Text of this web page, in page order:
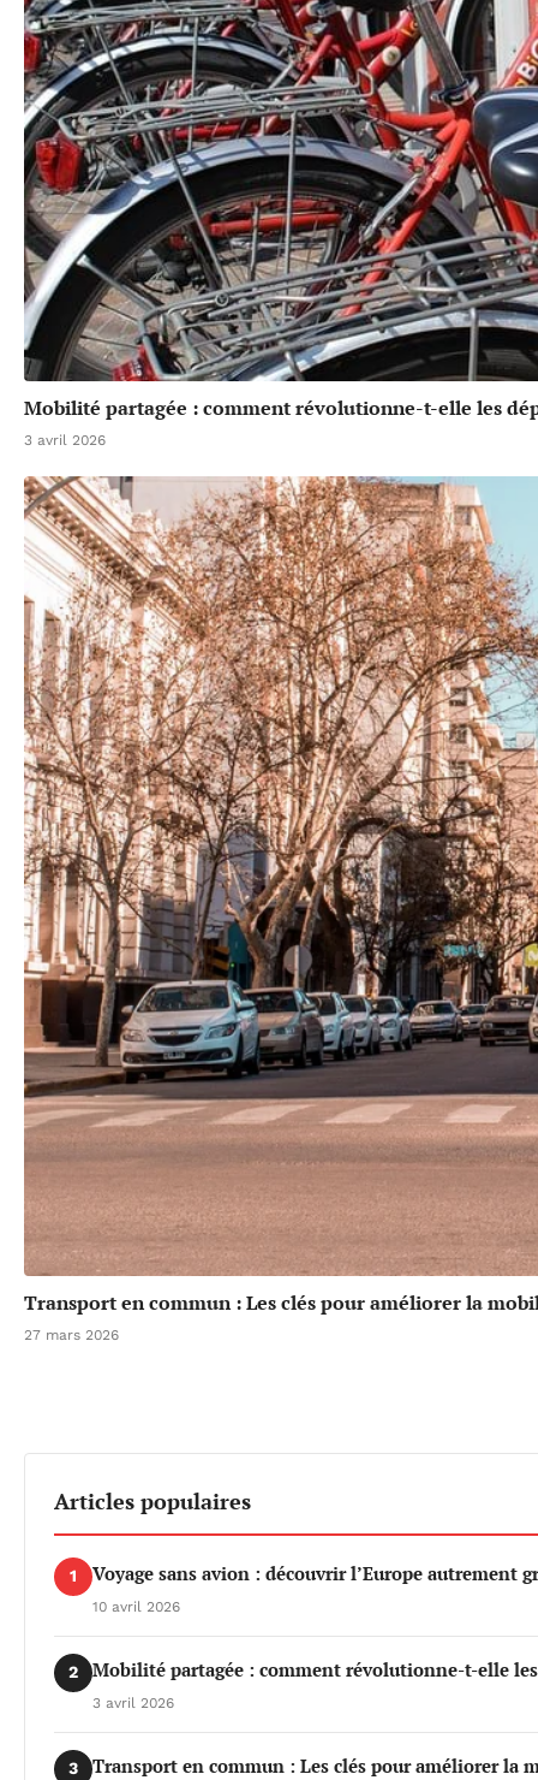
Mobilité partagée : comment révolutionne-t-elle les
3 avril 2026
Transport en commun : Les clés pour améliorer la
27 mars 2026
Articles populaires
1 Voyage sans avion : découvrir l’Europe autrement
10 avril 2026
2 Mobilité partagée : comment révolutionne-t-elle
3 avril 2026
3 Transport en commun : Les clés pour améliorer la